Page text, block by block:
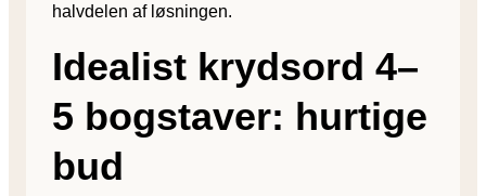
halvdelen af løsningen.
Idealist krydsord 4–
5 bogstaver: hurtige
bud